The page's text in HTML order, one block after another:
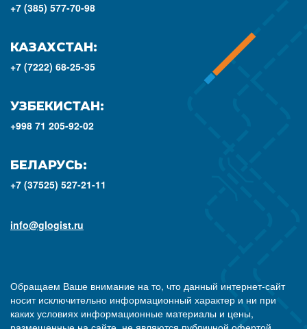
+7 (385) 577-70-98
КАЗАХСТАН:
+7 (7222) 68-25-35
УЗБЕКИСТАН:
+998 71 205-92-02
БЕЛАРУСЬ:
+7 (37525) 527-21-11
info@glogist.ru
Обращаем Ваше внимание на то, что данный интернет-сайт
носит исключительно информационный характер и ни при
каких условиях информационные материалы и цены,